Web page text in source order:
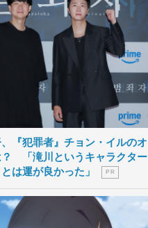
『犯罪者』チョン・イルのオ
？ 「滝川というキャラクター
は運が良かった」
P R